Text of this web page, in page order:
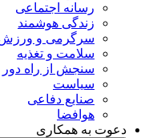
رسانه اجتماعی
زندگی هوشمند
سرگرمی و
سلامت و تغذیه
سنجش از راه دور
سیاست
صنایع دفاعی
هوافضا
دعوت به همکاری